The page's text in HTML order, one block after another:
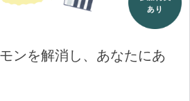
ンを解消し、あなたにあ